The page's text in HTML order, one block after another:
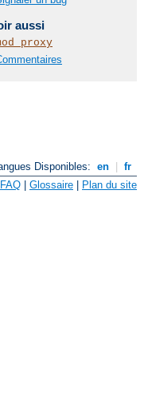
aussi
Disponibles: en
fr
FAQ Glossaire Plan du site